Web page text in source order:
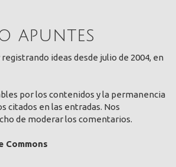
apuntes
ideas desde julio de 2004, en
por los contenidos y la permanencia
citados en las entradas. Nos
de moderar los comentarios.
Commons